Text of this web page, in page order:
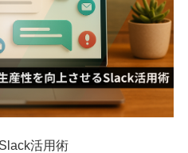
活用術